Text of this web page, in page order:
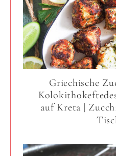
Griechische
auf Kreta |